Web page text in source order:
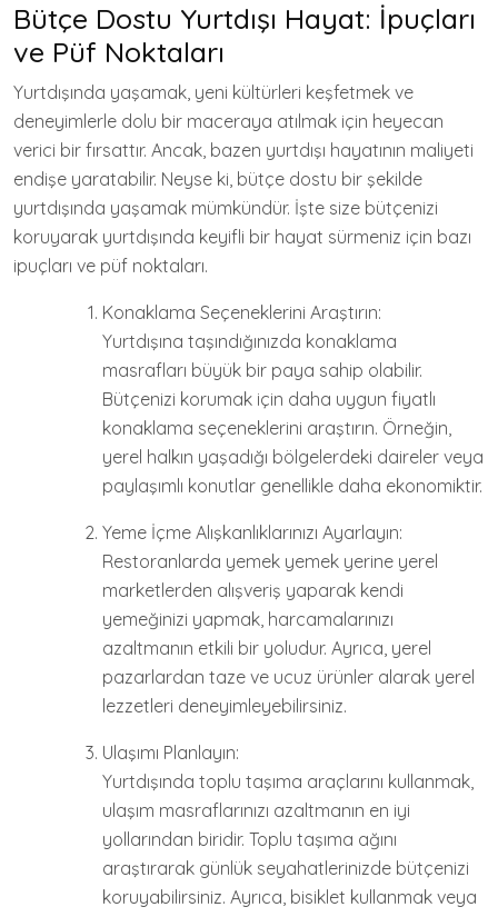
Bütçe Dostu Yurtdışı Hayat: İpuçları
ve Püf Noktaları
Yurtdışında yaşamak, yeni kültürleri keşfetmek ve
deneyimlerle dolu bir maceraya atılmak için heyecan
verici bir fırsattır. Ancak, bazen yurtdışı hayatının maliyeti
endişe yaratabilir. Neyse ki, bütçe dostu bir şekilde
yurtdışında yaşamak mümkündür. İşte size bütçenizi
koruyarak yurtdışında keyifli bir hayat sürmeniz için bazı
ipuçları ve püf noktaları.
Konaklama Seçeneklerini Araştırın:
Yurtdışına taşındığınızda konaklama
masrafları büyük bir paya sahip olabilir.
Bütçenizi korumak için daha uygun fiyatlı
konaklama seçeneklerini araştırın. Örneğin,
yerel halkın yaşadığı bölgelerdeki daireler veya
paylaşımlı konutlar genellikle daha ekonomiktir.
Yeme İçme Alışkanlıklarınızı Ayarlayın:
Restoranlarda yemek yemek yerine yerel
marketlerden alışveriş yaparak kendi
yemeğinizi yapmak, harcamalarınızı
azaltmanın etkili bir yoludur. Ayrıca, yerel
pazarlardan taze ve ucuz ürünler alarak yerel
lezzetleri deneyimleyebilirsiniz.
Ulaşımı Planlayın:
Yurtdışında toplu taşıma araçlarını kullanmak,
ulaşım masraflarınızı azaltmanın en iyi
yollarından biridir. Toplu taşıma ağını
araştırarak günlük seyahatlerinizde bütçenizi
koruyabilirsiniz. Ayrıca, bisiklet kullanmak veya